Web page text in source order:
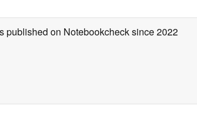
published on Notebookchecksince 2022